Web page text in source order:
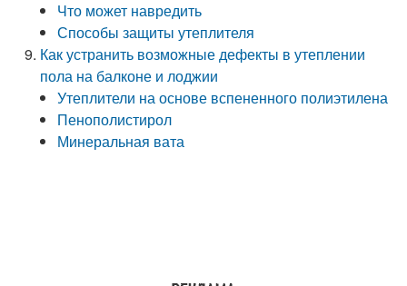
Что может навредить
Способы защиты утеплителя
Как устранить возможные дефекты в утеплении
пола на балконе и лоджии
Утеплители на основе вспененного полиэтилена
Пенополистирол
Минеральная вата